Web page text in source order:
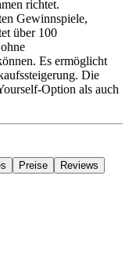
richtet.
Gewinnspiele,
über 100
Es ermöglicht
Die
Option als auch
Preise Reviews